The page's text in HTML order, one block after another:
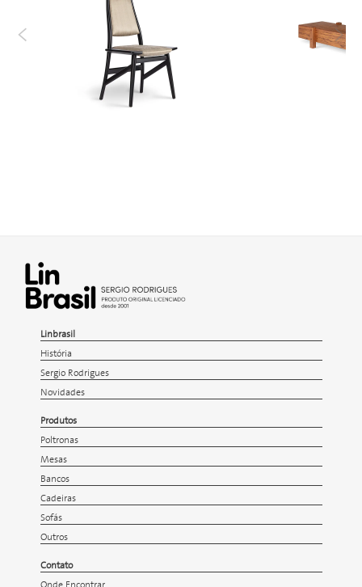
< >
Linbrasil
História
Sergio Rodrigues
Novidades
Produtos
Poltronas
Mesas
Bancos
Cadeiras
Sofás
Outros
Contato
Onde Encontrar